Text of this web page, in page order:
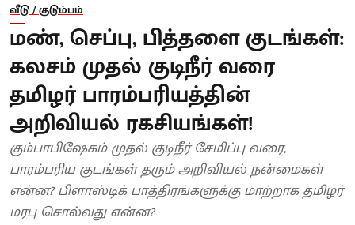
வீடு / குடும்பம்
மண், செப்பு, பித்தளை குடங்கள்:
கலசம் முதல் குடிநீர் வரை
தமிழர் பாரம்பரியத்தின்
அறிவியல் ரகசியங்கள்!
கும்பாபிஷேகம் முதல் குடிநீர் சேமிப்பு வரை,
பாரம்பரிய குடங்கள் தரும் அறிவியல் நன்மைகள்
என்ன? பிளாஸ்டிக் பாத்திரங்களுக்கு மாற்றாக தமிழர்
மரபு சொல்வது என்ன?